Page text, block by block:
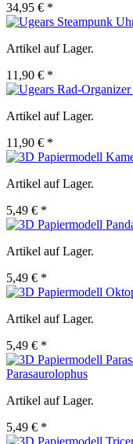
34,95 € *
Artikel auf Lager.
11,90 € *
Artikel auf Lager.
11,90 € *
Artikel auf Lager.
5,49 € *
Artikel auf Lager.
5,49 € *
Artikel auf Lager.
5,49 € *
Parasaurolophus
Artikel auf Lager.
5,49 € *